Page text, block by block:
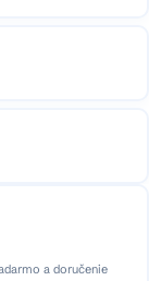
a doručenie